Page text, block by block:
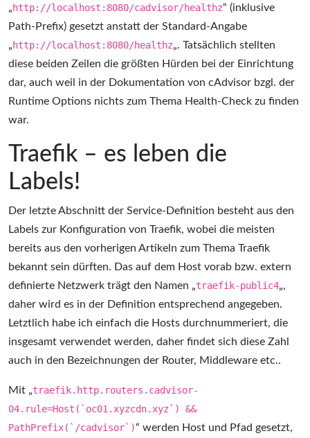
„http://localhost:8080/cadvisor/healthz“ (inklusive
Path-Prefix) gesetzt anstatt der Standard-Angabe
„http://localhost:8080/healthz„. Tatsächlich stellten
diese beiden Zeilen die größten Hürden bei der Einrichtung
dar, auch weil in der Dokumentation von cAdvisor bzgl. der
Runtime Options nichts zum Thema Health-Check zu finden
war.
Traefik – es leben die
Labels!
Der letzte Abschnitt der Service-Definition besteht aus den
Labels zur Konfiguration von Traefik, wobei die meisten
bereits aus den vorherigen Artikeln zum Thema Traefik
bekannt sein dürften. Das auf dem Host vorab bzw. extern
definierte Netzwerk trägt den Namen „traefik-public4„,
daher wird es in der Definition entsprechend angegeben.
Letztlich habe ich einfach die Hosts durchnummeriert, die
insgesamt verwendet werden, daher findet sich diese Zahl
auch in den Bezeichnungen der Router, Middleware etc..
Mit „traefik.http.routers.cadvisor-
04.rule=Host(`oc01.xyzcdn.xyz`) &&
PathPrefix(`/cadvisor`)“ werden Host und Pfad gesetzt,